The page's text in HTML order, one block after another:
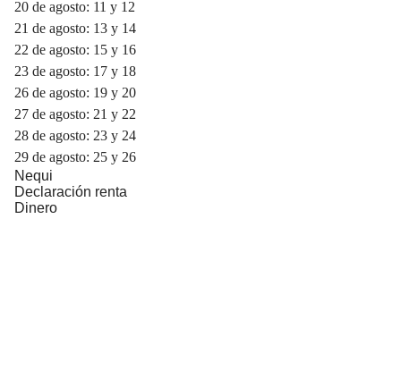
20 de agosto: 11 y 12
21 de agosto: 13 y 14
22 de agosto: 15 y 16
23 de agosto: 17 y 18
26 de agosto: 19 y 20
27 de agosto: 21 y 22
28 de agosto: 23 y 24
29 de agosto: 25 y 26
Nequi
Declaración renta
Dinero